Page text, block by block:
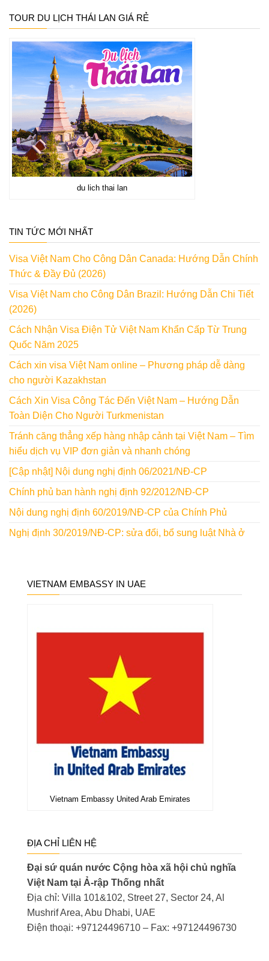
TOUR DU LỊCH THÁI LAN GIÁ RẺ
du lich thai lan
TIN TỨC MỚI NHẤT
Visa Việt Nam Cho Công Dân Canada: Hướng Dẫn Chính
Thức & Đầy Đủ (2026)
Visa Việt Nam cho Công Dân Brazil: Hướng Dẫn Chi Tiết
(2026)
Cách Nhận Visa Điện Tử Việt Nam Khẩn Cấp Từ Trung
Quốc Năm 2025
Cách xin visa Việt Nam online – Phương pháp dễ dàng
cho người Kazakhstan
Cách Xin Visa Công Tác Đến Việt Nam – Hướng Dẫn
Toàn Diện Cho Người Turkmenistan
Tránh căng thẳng xếp hàng nhập cảnh tại Việt Nam – Tìm
hiểu dịch vụ VIP đơn giản và nhanh chóng
[Cập nhật] Nội dung nghị định 06/2021/NĐ-CP
Chính phủ ban hành nghị định 92/2012/NĐ-CP
Nội dung nghị định 60/2019/NĐ-CP của Chính Phủ
Nghị định 30/2019/NĐ-CP: sửa đổi, bổ sung luật Nhà ở
VIETNAM EMBASSY IN UAE
Vietnam Embassy United Arab Emirates
ĐỊA CHỈ LIÊN HỆ
Đại sứ quán nước Cộng hòa xã hội chủ nghĩa
Việt Nam tại Ả-rập Thống nhất
Địa chỉ: Villa 101&102, Street 27, Sector 24, Al
Mushrif Area, Abu Dhabi, UAE
Điện thoại: +97124496710 – Fax: +97124496730